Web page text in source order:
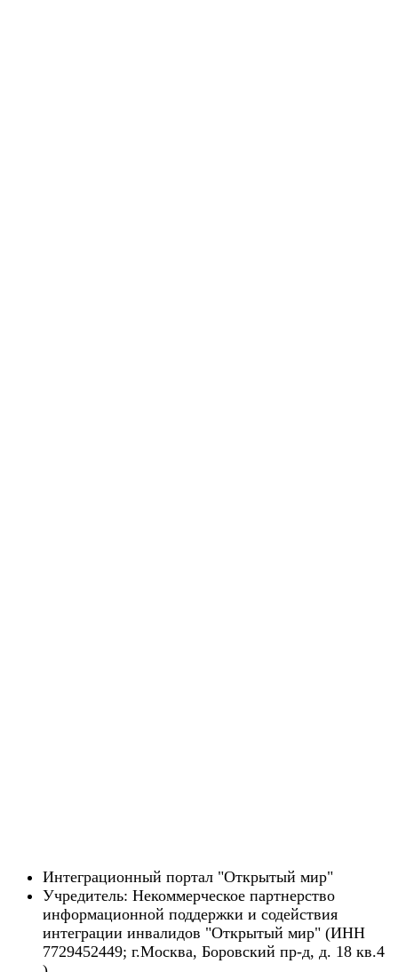
Интеграционный портал "Открытый мир"
Учредитель: Некоммерческое партнерство
информационной поддержки и содействия
интеграции инвалидов "Открытый мир" (ИНН
7729452449; г.Москва, Боровский пр-д, д. 18 кв.4